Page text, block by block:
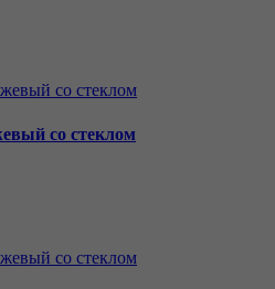
со стеклом